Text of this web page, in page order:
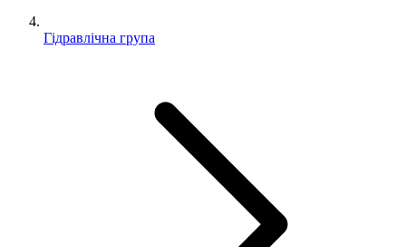
Гідравлічна група